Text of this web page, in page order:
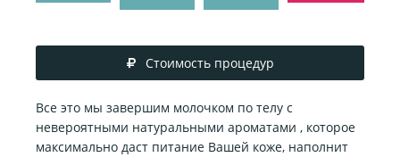
МАРОККАНСКАЯ РОСКОШЬ
Стоимость процедур
Все это мы завершим молочком по телу с
невероятными натуральными ароматами , которое
максимально даст питание Вашей коже, наполнит